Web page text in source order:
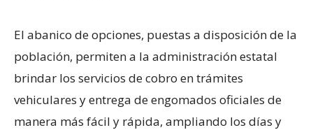
El abanico de opciones, puestas a disposición de la
población, permiten a la administración estatal
brindar los servicios de cobro en trámites
vehiculares y entrega de engomados oficiales de
manera más fácil y rápida, ampliando los días y